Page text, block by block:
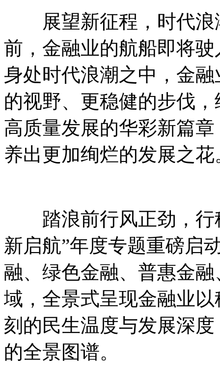
展望新征程，时代浪
前，金融业的航船即将
身处时代浪潮之中，金
的视野、更稳健的步伐
高质量发展的华彩新篇
养出更加绚烂的发展之花
踏浪前行风正劲，行
新启航”年度专题重磅启
融、绿色金融、普惠金
域，全景式呈现金融业
刻的民生温度与发展深
的全景图谱。